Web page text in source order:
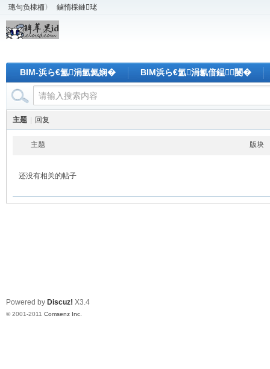
璁句负棣栭〉 鏀惰棌鏈珯
BIM-浜ら€氳涓氫氦娴� BIM浜ら€氳涓氱偣鎾闄�
主题 回复
主题 版块
还没有相关的帖子
Powered by Discuz! X3.4
© 2001-2011 Comsenz Inc.